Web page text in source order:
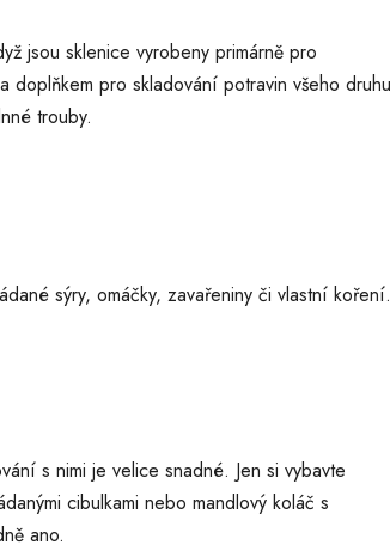
jsou sklenice vyrobeny primárně pro
doplňkem pro skladování potravin všeho
trouby.
sýry, omáčky, zavařeniny či vlastní koření.
s nimi je velice snadné. Jen si vybavte
cibulkami nebo mandlový koláč s
ano.